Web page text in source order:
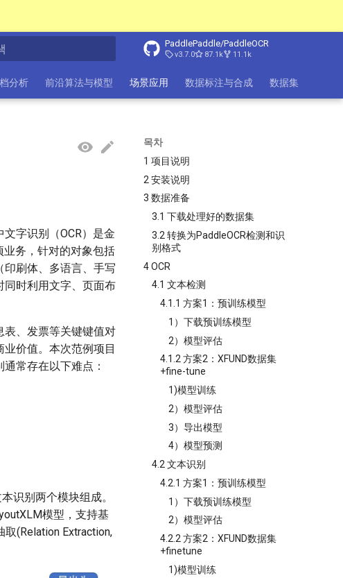
PaddlePaddle/PaddleOCR
v3.7.0 87.1k 11.1k
分析 前沿算法与模型 场景应用 数据标注与合成 数据集
목차
1 项目说明
2 安装说明
3 数据准备
3.1 下载处理好的数据集
3.2 转换为PaddleOCR检测和识
别格式
4 OCR
4.1 文本检测
4.1.1 方案1：预训练模型
1）下载预训练模型
2）模型评估
4.1.2 方案2：XFUND数据集
+fine-tune
1)模型训练
2）模型评估
3）导出模型
4）模型预测
4.2 文本识别
4.2.1 方案1：预训练模型
1）下载预训练模型
2）模型评估
4.2.2 方案2：XFUND数据集
+finetune
1)模型训练
字识别（OCR）是金
务，针对的对象包括
刷体、多语言、手写
同时利用文字、页面布
表、发票等关键键值对
价值。本次范例项目
常存在以下难点：
识别两个模块组成。
模型，支持基
(Relation Extraction,